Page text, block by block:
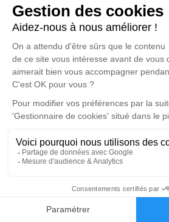
Faire-part
anecdote ou exprimer vos pensées
poèmes ou des textes. Cet endroit
d'expression dédié à honorer la
Dominique Eliane CLAIRET.
Un service de plantation d’arbre
disponible ici
Cérémonie civile
Crématorium du Parc de
104 Rue de la Porte de Trivaux